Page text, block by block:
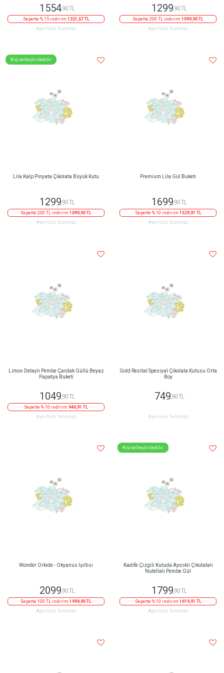
1554,90 TL
Sepette % 15 indirim1321,67 TL
Aynı Gün Teslimat
1299,90 TL
Sepette 200 TL indirim1099,90 TL
Aynı Gün Teslimat
Kişiselleştirilebilir
Lila Kalp Pinyata Çikolata Büyük Kutu
1299,90 TL
Sepette 200 TL indirim1099,90 TL
Aynı Gün Teslimat
Premium Lila Gül Buketi
1699,90 TL
Sepette % 10 indirim1529,91 TL
Aynı Gün Teslimat
Limon Detaylı Pembe Çardak Güllü Beyaz
Papatya Buketi
1049,90 TL
Sepette % 10 indirim944,91 TL
Aynı Gün Teslimat
Gold Resital Spesiyal Çikolata Kutusu Orta
Boy
749,90 TL
Aynı Gün Teslimat
Wonder Orkide - Okyanus Işıltısı
2099,90 TL
Sepette 100 TL indirim1999,90 TL
Aynı Gün Teslimat
Kişiselleştirilebilir
Kadife Çizgili Kutuda Ayıcıklı Çikolatalı
Nutellalı Pembe Gül
1799,90 TL
Sepette % 10 indirim1619,91 TL
Aynı Gün Teslimat